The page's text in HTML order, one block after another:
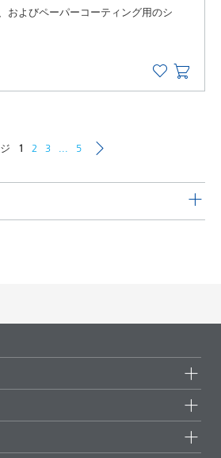
およびペーパーコーティング用のシ
1 2 3 5
コード
言語
ンセントレート